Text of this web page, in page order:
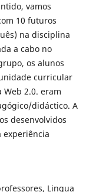
vamos
10 futuros
na disciplina
a cabo no
os alunos
curricular
2.0. eram
didáctico. A
desenvolvidos
experiência
Lingua